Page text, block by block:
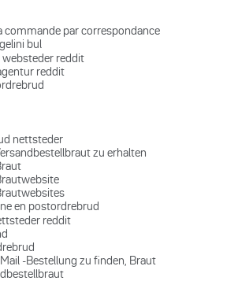
commande par correspondance
bul
reddit
reddit
nettsteder
zu erhalten
en postordrebrud
reddit
-Bestellung zu finden, Braut